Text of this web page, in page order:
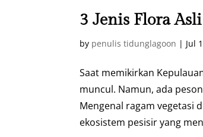
3 Jenis Flora
by penulis tidunglagoon | Jul
Saat memikirkan
muncul. Namun, ada
Mengenal ragam vegetasi
ekosistem pesisir yang